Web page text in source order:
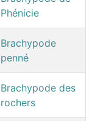
Phénicie
Brachypode
penné
Brachypode des
rochers